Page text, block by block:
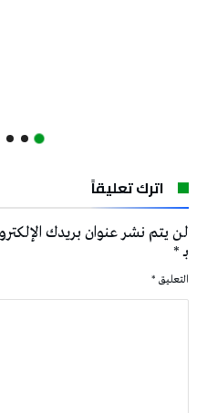
اترك تعليقاً
لن يتم نشر عنوان بريدك
بـ*
التعليق *